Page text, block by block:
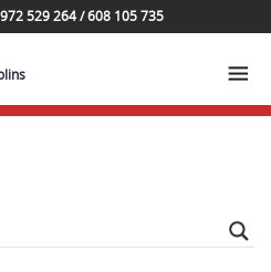
529 264 / 608 105 735